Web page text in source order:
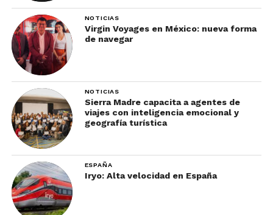
In Sítu
Este lugar es uno de los mejores para
degustarlo. El local es ideal para pasar un buen
rato y debes saber que cuenta con una de las más
grandes colecciones de mezcal.
Hay más de 180 opciones, la degustación cuesta
200 pesos.
¡Ya sabes dónde tomar
mezcal en Oaxaca!
NOTICIAS
Virgin Voyages en México: nueva forma
de navegar
NOTICIAS
Sierra Madre capacita a agentes de
viajes con inteligencia emocional y
geografía turística
ESPAÑA
Iryo: Alta velocidad en España